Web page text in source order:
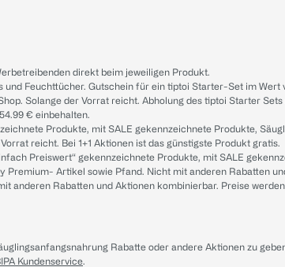
direkt beim jeweiligen Produkt.
und Feuchttücher. Gutschein für ein tiptoi Starter-Set im
Solange der Vorrat reicht. Abholung des tiptoi Starter
€ einbehalten.
Produkte, mit SALE gekennzeichnete Produkte,
reicht. Bei 1+1 Aktionen ist das günstigste Produkt gratis.
Preiswert“ gekennzeichnete Produkte, mit SALE
Premium- Artikel sowie Pfand. Nicht mit anderen Rabatten
anderen Rabatten und Aktionen kombinierbar. Preise
Rabatte oder andere Aktionen zu
Kundenservice.